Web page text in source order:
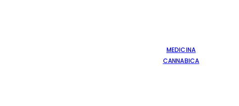
MEDICINA
CANNABICA